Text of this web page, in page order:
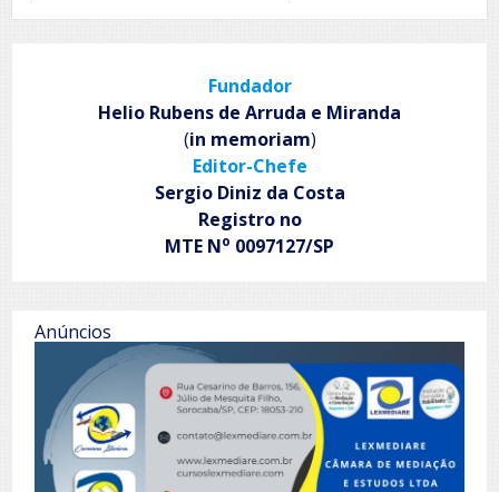
Fundador
Helio Rubens de Arruda e Miranda
(in memoriam)
Editor-Chefe
Sergio Diniz da Costa
Registro no
MTE No 0097127/SP
Anúncios